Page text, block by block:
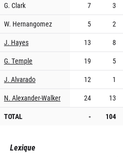
G. Clark
7 3
W. Hernangomez
5 2
J. Hayes
13 8
G. Temple
19 5
J. Alvarado
12 1
N. Alexander-Walker
24 13
TOTAL
- 104
Lexique